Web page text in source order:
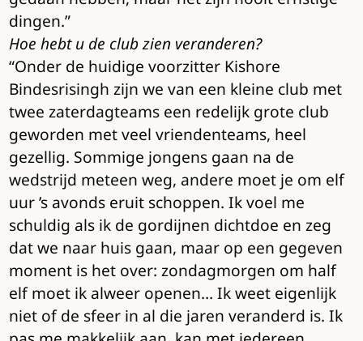
dingen.”
Hoe hebt u de club zien veranderen?
“Onder de huidige voorzitter Kishore
Bindesrisingh zijn we van een kleine club met
twee zaterdagteams een redelijk grote club
geworden met veel vriendenteams, heel
gezellig. Sommige jongens gaan na de
wedstrijd meteen weg, andere moet je om elf
uur ’s avonds eruit schoppen. Ik voel me
schuldig als ik de gordijnen dichtdoe en zeg
dat we naar huis gaan, maar op een gegeven
moment is het over: zondagmorgen om half
elf moet ik alweer openen… Ik weet eigenlijk
niet of de sfeer in al die jaren veranderd is. Ik